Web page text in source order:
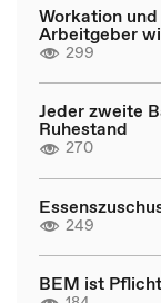
Workation
Arbeitgeber
299
Jeder zweite
Ruhestand
270
249
BEM ist